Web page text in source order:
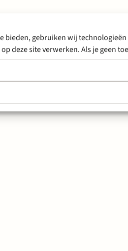
bieden, gebruiken wij
deze site verwerken. Als je geen